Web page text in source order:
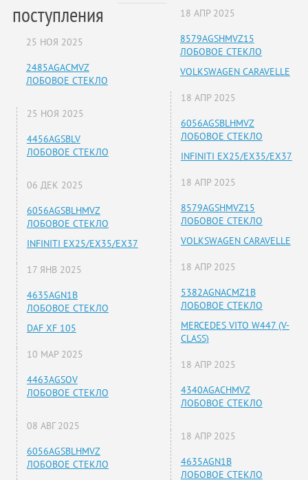
поступления
25 НОЯ 2025
2485AGACMVZ
ЛОБОВОЕ СТЕКЛО
25 НОЯ 2025
4456AGSBLV
ЛОБОВОЕ СТЕКЛО
06 ДЕК 2025
6056AGSBLHMVZ
ЛОБОВОЕ СТЕКЛО
INFINITI EX25/EX35/EX37
17 ЯНВ 2025
4635AGN1B
ЛОБОВОЕ СТЕКЛО
DAF XF 105
10 МАР 2025
4463AGSOV
ЛОБОВОЕ СТЕКЛО
08 АВГ 2025
6056AGSBLHMVZ
ЛОБОВОЕ СТЕКЛО
18 АПР 2025
8579AGSHMVZ15
ЛОБОВОЕ СТЕКЛО
VOLKSWAGEN CARAVELLE
18 АПР 2025
6056AGSBLHMVZ
ЛОБОВОЕ СТЕКЛО
INFINITI EX25/EX35/EX37
18 АПР 2025
8579AGSHMVZ15
ЛОБОВОЕ СТЕКЛО
VOLKSWAGEN CARAVELLE
18 АПР 2025
5382AGNACMZ1B
ЛОБОВОЕ СТЕКЛО
MERCEDES VITO W447 (V-
CLASS)
18 АПР 2025
4340AGACHMVZ
ЛОБОВОЕ СТЕКЛО
18 АПР 2025
4635AGN1B
ЛОБОВОЕ СТЕКЛО